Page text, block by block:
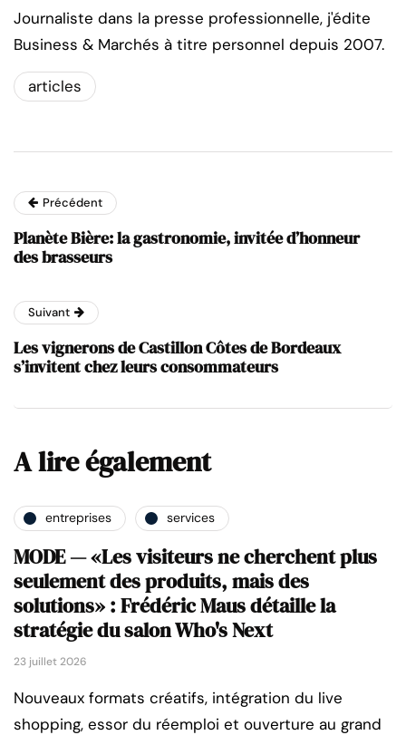
Journaliste dans la presse professionnelle, j'édite
Business & Marchés à titre personnel depuis 2007.
articles
Précédent
Planète Bière: la gastronomie, invitée d’honneur
des brasseurs
Suivant
Les vignerons de Castillon Côtes de Bordeaux
s’invitent chez leurs consommateurs
A lire également
entreprises services
MODE — «Les visiteurs ne cherchent plus
seulement des produits, mais des
solutions» : Frédéric Maus détaille la
stratégie du salon Who's Next
23 juillet 2026
Nouveaux formats créatifs, intégration du live
shopping, essor du réemploi et ouverture au grand